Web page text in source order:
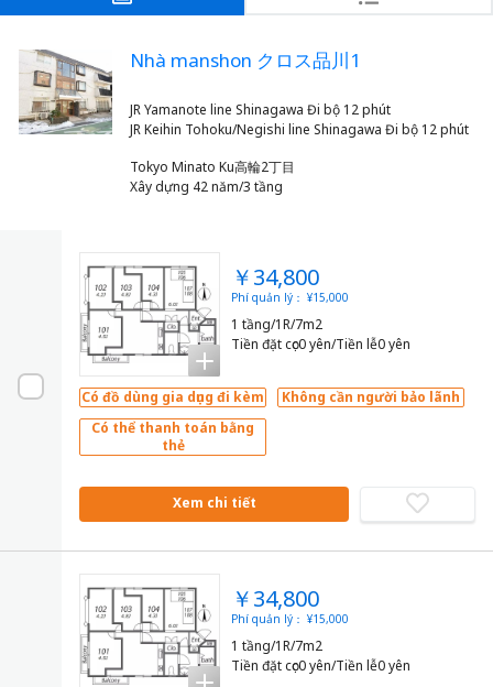
Nhà manshon クロス品川1
JR Yamanote line Shinagawa Đi bộ 12 phút
Tokyo Minato Ku高輪2丁目
Xây dựng 42 năm/3 tầng
￥34,800
Phí quản lý： ¥15,000
1 tầng/1R/7m2
Tiền đặt cọc0 yên/Tiền lễ0 yên
Có đồ dùng gia dụng đi kèm
Không cần người bảo lãnh
Có thể thanh toán bằng
thẻ
Xem chi tiết
￥34,800
Phí quản lý： ¥15,000
1 tầng/1R/7m2
Tiền đặt cọc0 yên/Tiền lễ0 yên